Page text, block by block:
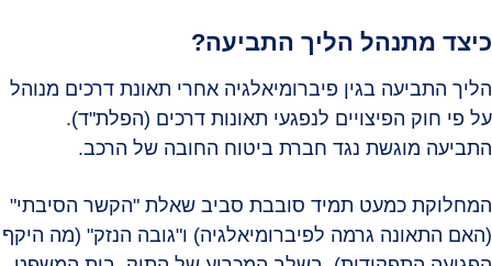
כיצד מתנהל הליך התביעה?
הליך התביעה בגין פיברומיאלגיה אחרי תאונת דרכים מנוהל
על פי חוק הפיצויים לנפגעי תאונות דרכים (הפלת"ד).
התביעה מוגשת נגד חברת ביטוח החובה של הרכב.
המחלוקת כמעט תמיד סובבת סביב שאלת "הקשר הסיבתי"
(האם התאונה גרמה לפיברומיאלגיה) ו"גובה הנזק" (מה היקף